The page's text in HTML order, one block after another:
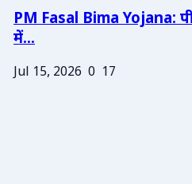
PM Fasal Bima Yojana:
में...
Jul 15, 2026 0 17